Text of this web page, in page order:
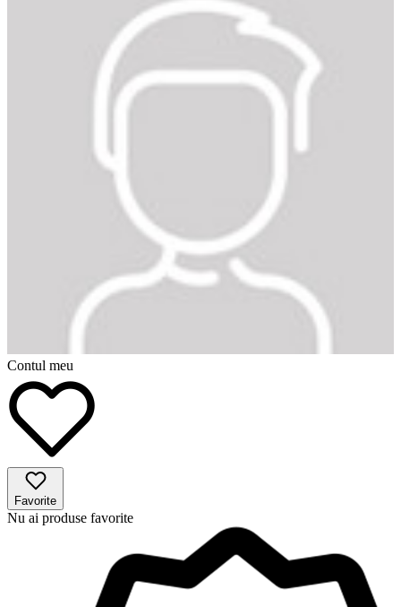
Contul meu
Favorite
Nu ai produse favorite